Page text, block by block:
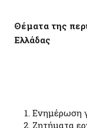
Θέματα της
Ελλάδας
Ενημέρωση
Ζητήματα